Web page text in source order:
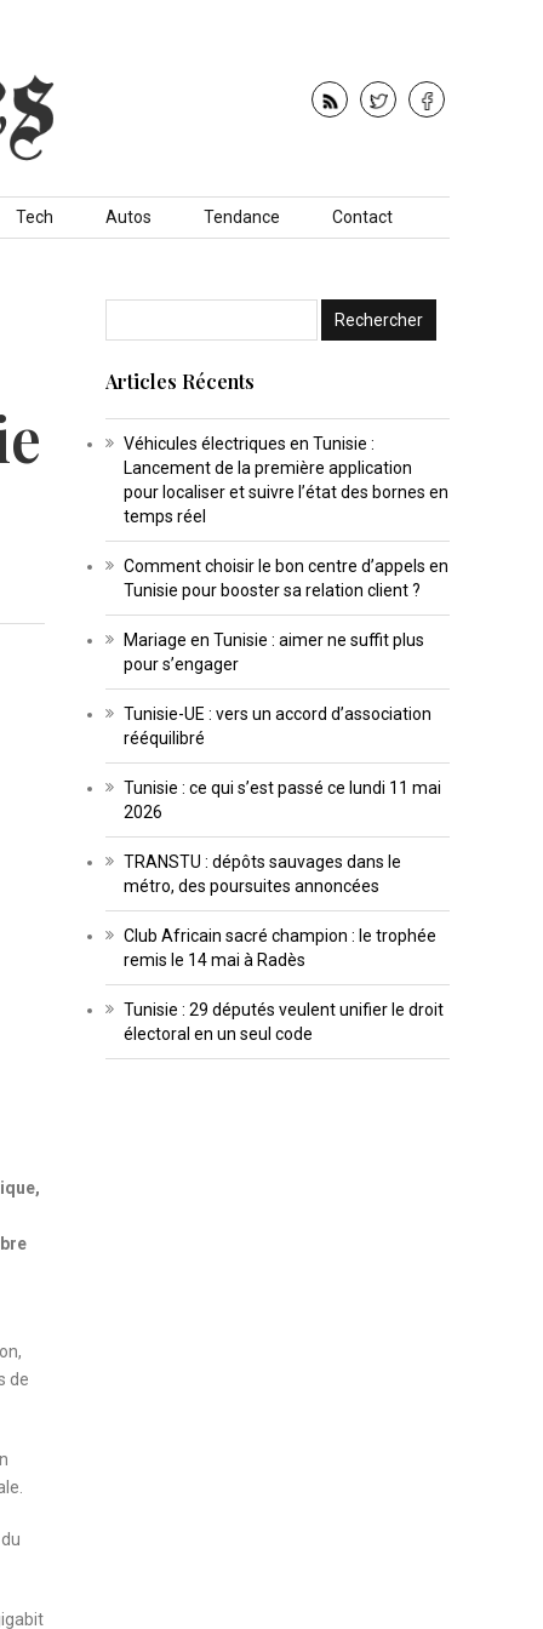
Tech Autos Tendance Contact
de
Articles Récents
Véhicules électriques en Tunisie :
Lancement de la première application
pour localiser et suivre l’état des bornes en
temps réel
Comment choisir le bon centre d’appels en
Tunisie pour booster sa relation client ?
Mariage en Tunisie : aimer ne suffit plus
pour s’engager
Tunisie-UE : vers un accord d’association
rééquilibré
Tunisie : ce qui s’est passé ce lundi 11 mai
2026
TRANSTU : dépôts sauvages dans le
métro, des poursuites annoncées
Club Africain sacré champion : le trophée
remis le 14 mai à Radès
Tunisie : 29 députés veulent unifier le droit
électoral en un seul code